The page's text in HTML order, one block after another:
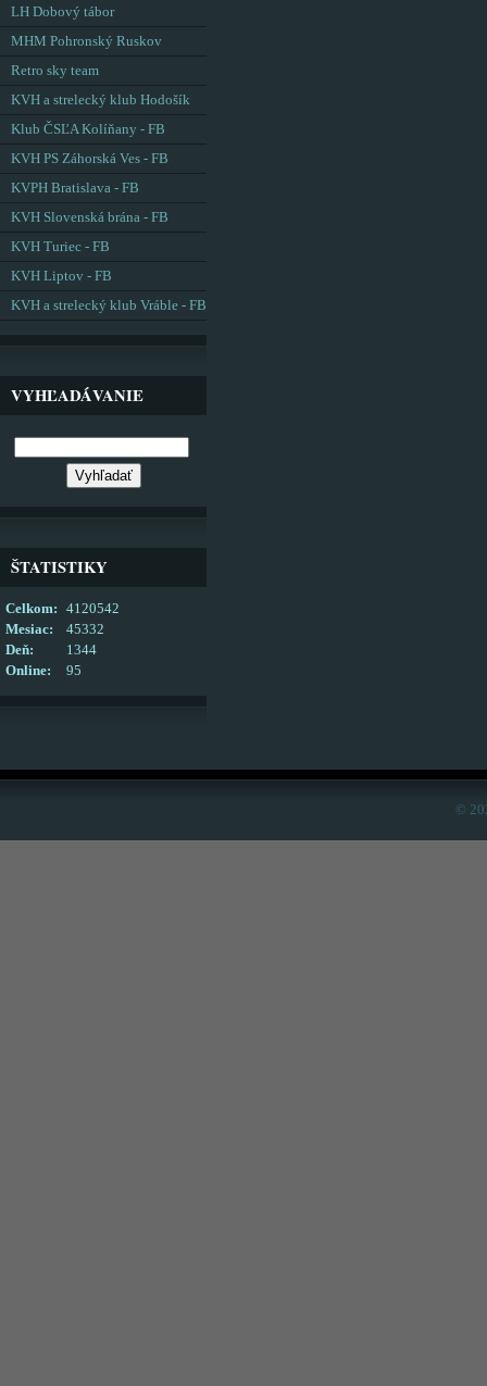
LH Dobový tábor
MHM Pohronský Ruskov
Retro sky team
KVH a strelecký klub Hodošík
Klub ČSĽA Kolíňany - FB
KVH PS Záhorská Ves - FB
KVPH Bratislava - FB
KVH Slovenská brána - FB
KVH Turiec - FB
KVH Liptov - FB
KVH a strelecký klub Vráble - FB
VYHĽADÁVANIE
ŠTATISTIKY
Online: 95
Celkom:
4120542
Mesiac:
45332
Deň:
1344
©